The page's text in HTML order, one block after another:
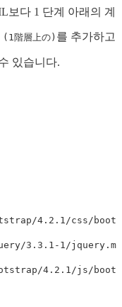
보다 1 단계 아래의 계
階層上の) 를 추가하고
있습니다.
4.2.1/css/
3.3.1-1/
4.2.1/js/